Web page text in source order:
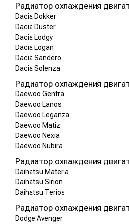
Радиатор охлаждения
Dacia Dokker
Dacia Duster
Dacia Lodgy
Dacia Logan
Dacia Sandero
Dacia Solenza
Радиатор охлаждения
Daewoo Gentra
Daewoo Lanos
Daewoo Leganza
Daewoo Matiz
Daewoo Nexia
Daewoo Nubira
Радиатор охлаждения
Daihatsu Materia
Daihatsu Sirion
Daihatsu Terios
Радиатор охлаждения
Dodge Avenger